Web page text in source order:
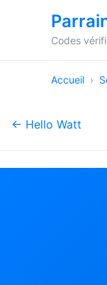
Codes
Accueil ›
← Hello Watt